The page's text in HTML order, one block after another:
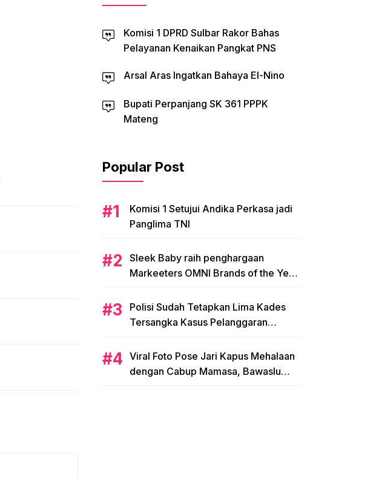
Komisi 1 DPRD Sulbar Rakor Bahas
Pelayanan Kenaikan Pangkat PNS
Arsal Aras Ingatkan Bahaya El-Nino
Bupati Perpanjang SK 361 PPPK
Mateng
Popular Post
Komisi 1 Setujui Andika Perkasa jadi
Panglima TNI
Sleek Baby raih penghargaan
Markeeters OMNI Brands of the Year
Polisi Sudah Tetapkan Lima Kades
Tersangka Kasus Pelanggaran
Viral Foto Pose Jari Kapus Mehalaan
dengan Cabup Mamasa, Bawaslu